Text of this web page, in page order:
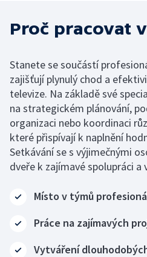
ČT podporuje
Hasičský sbor
Reklama
Pravidla pro dodavatele
Zákony
GDPR
Svobodný přístup k informacím
Smluvní podmínky ČT
Bezpečnostní pravidla pro
Proč pracovat
Stanete se součástí
zajišťují plynulý chod a
televize. Na základě své
na strategickém plánování,
organizaci nebo koordinaci
které přispívají k naplnění
Setkávání se s výjimečnými
dveře k zajímavé spolupráci a
Místo v týmů
Práce na zajímavých
Vytváření